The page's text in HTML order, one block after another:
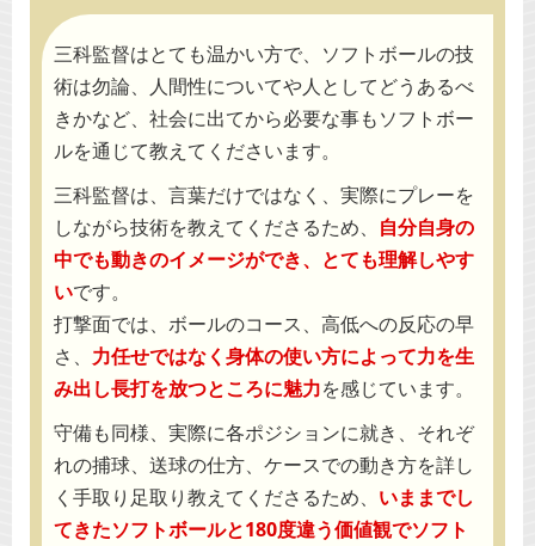
三科監督はとても温かい方で、ソフトボールの技
術は勿論、人間性についてや人としてどうあるべ
きかなど、社会に出てから必要な事もソフトボー
ルを通じて教えてくださいます。
三科監督は、言葉だけではなく、実際にプレーを
しながら技術を教えてくださるため、 自分自身の
中でも動きのイメージができ、とても理解しやす
いです。
打撃面では、ボールのコース、高低への反応の早
さ、 力任せではなく身体の使い方によって力を生
み出し長打を放つところに魅力を感じています。
守備も同様、実際に各ポジションに就き、それぞ
れの捕球、送球の仕方、ケースでの動き方を詳し
く手取り足取り教えてくださるため、 いままでし
てきたソフトボールと180度違う価値観でソフト